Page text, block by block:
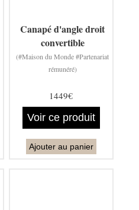
Canapé d'angle droit
convertible
(#Maison du Monde #Partenariat
rémunéré)
1449€
Voir ce produit
Ajouter au panier